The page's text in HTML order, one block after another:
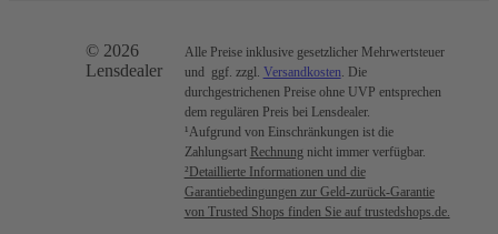
© 2026
Lensdealer
Alle Preise inklusive gesetzlicher Mehrwertsteuer
und ggf. zzgl. Versandkosten . Die
durchgestrichenen Preise ohne UVP entsprechen
dem regulären Preis bei Lensdealer.
¹Aufgrund von Einschränkungen ist die
Zahlungsart Rechnung nicht immer verfügbar.
²Detaillierte Informationen und die
Garantiebedingungen zur Geld-zurück-Garantie
von Trusted Shops finden Sie auf trustedshops.de.